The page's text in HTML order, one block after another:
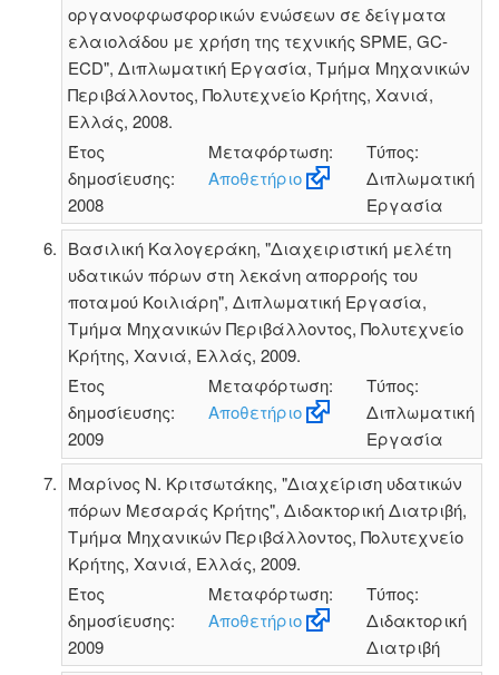
οργανοφφωσφορικών ενώσεων σε δείγματα
ελαιολάδου με χρήση της τεχνικής SPME, GC-
ECD", Διπλωματική Εργασία, Τμήμα Μηχανικών
Περιβάλλοντος, Πολυτεχνείο Κρήτης, Χανιά,
Ελλάς, 2008.
Έτος
δημοσίευσης:
2008
Μεταφόρτωση:
Αποθετήριο
Τύπος:
Διπλωματική
Εργασία
Βασιλική Καλογεράκη, "Διαχειριστική μελέτη
υδατικών πόρων στη λεκάνη απορροής του
ποταμού Κοιλιάρη", Διπλωματική Εργασία,
Τμήμα Μηχανικών Περιβάλλοντος, Πολυτεχνείο
Κρήτης, Χανιά, Ελλάς, 2009.
Έτος
δημοσίευσης:
2009
Μεταφόρτωση:
Αποθετήριο
Τύπος:
Διπλωματική
Εργασία
Μαρίνος Ν. Κριτσωτάκης, "Διαχείριση υδατικών
πόρων Μεσαράς Κρήτης", Διδακτορική Διατριβή,
Τμήμα Μηχανικών Περιβάλλοντος, Πολυτεχνείο
Κρήτης, Χανιά, Ελλάς, 2009.
Έτος
δημοσίευσης:
2009
Μεταφόρτωση:
Αποθετήριο
Τύπος:
Διδακτορική
Διατριβή